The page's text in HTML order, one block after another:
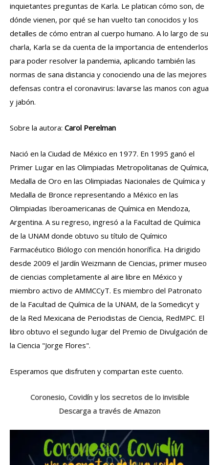
inquietantes preguntas de Karla. Le platican cómo son, de
dónde vienen, por qué se han vuelto tan conocidos y los
detalles de cómo entran al cuerpo humano. A lo largo de su
charla, Karla se da cuenta de la importancia de entenderlos
para poder resolver la pandemia, aplicando también las
normas de sana distancia y conociendo una de las mejores
defensas contra el coronavirus: lavarse las manos con agua
y jabón.
Sobre la autora: Carol Perelman
Nació en la Ciudad de México en 1977. En 1995 ganó el
Primer Lugar en las Olimpiadas Metropolitanas de Química,
Medalla de Oro en las Olimpiadas Nacionales de Química y
Medalla de Bronce representando a México en las
Olimpiadas Iberoamericanas de Química en Mendoza,
Argentina. A su regreso, ingresó a la Facultad de Química
de la UNAM donde obtuvo su título de Químico
Farmacéutico Biólogo con mención honorífica. Ha dirigido
desde 2009 el Jardín Weizmann de Ciencias, primer museo
de ciencias completamente al aire libre en México y
miembro activo de AMMCCyT. Es miembro del Patronato
de la Facultad de Química de la UNAM, de la Somedicyt y
de la Red Mexicana de Periodistas de Ciencia, RedMPC. El
libro obtuvo el segundo lugar del Premio de Divulgación de
la Ciencia "Jorge Flores".
Esperamos que disfruten y compartan este cuento.
Coronesio, Covidín y los secretos de lo invisible
Descarga a través de Amazon